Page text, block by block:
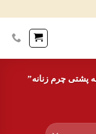
چرم زنانه”